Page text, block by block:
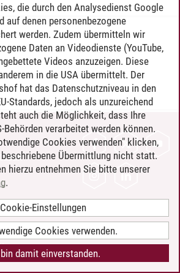
die durch den Analysedienst Google
auf denen personenbezogene
werden. Zudem übermitteln wir
Daten an Videodienste (YouTube,
Videos anzuzeigen. Diese
in die USA übermittelt. Der
hat das Datenschutzniveau in den
Standards, jedoch als unzureichend
auch die Möglichkeit, dass Ihre
Behörden verarbeitet werden können.
Cookies verwenden" klicken,
Übermittlung nicht statt.
hierzu entnehmen Sie bitte unserer
.
Cookie-Einstellungen
Cookies verwenden.
damit einverstanden.